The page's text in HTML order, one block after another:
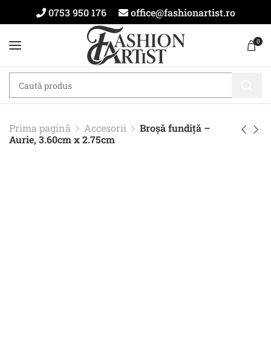
0753 950 176 office@fashionartist.ro
0
Prima pagină Accesorii
Broșă fundiță –
Aurie, 3.60cm x 2.75cm